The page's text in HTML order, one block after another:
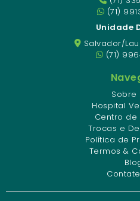
(71)
Unidade
Salvador/
(71)
Sobre
Hospital
Centro de
Trocas e
Política de
Termos &